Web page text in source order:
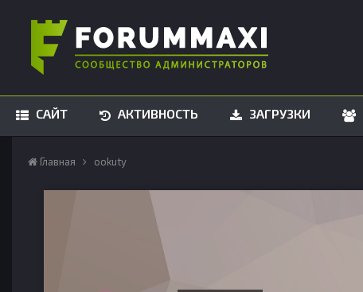
САЙТ АКТИВНОСТЬ ЗАГРУЗКИ
Главная ookuty